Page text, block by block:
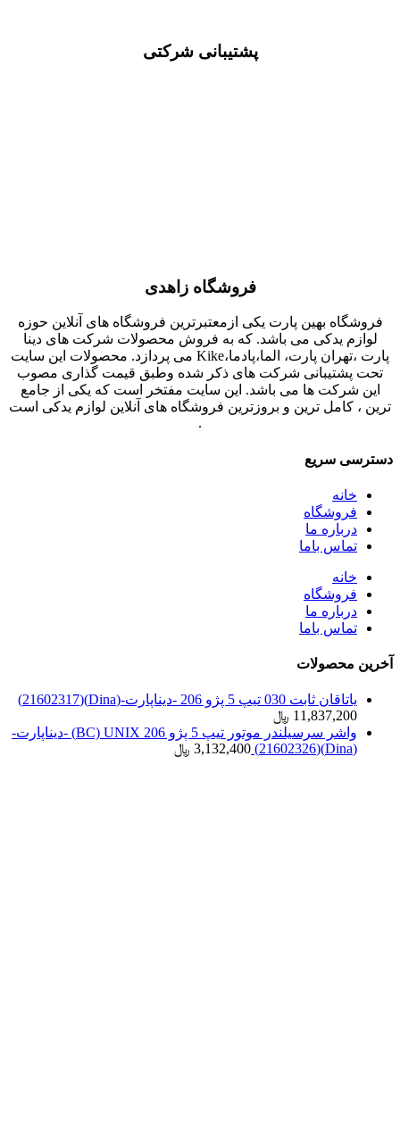
پشتیبانی شرکتی
فروشگاه زاهدی
فروشگاه بهین پارت یکی ازمعتبرترین فروشگاه های آنلاین حوزه
لوازم یدکی می باشد. که به فروش محصولات شرکت های دینا
پارت ،تهران پارت، الما،پادما،Kike می پردازد. محصولات این سایت
تحت پشتیبانی شرکت های ذکر شده وطبق قیمت گذاری مصوب
این شرکت ها می باشد. این سایت مفتخر است که یکی از جامع
ترین ، کامل ترین و بروزترین فروشگاه های آنلاین لوازم یدکی است
.
دسترسی سریع
خانه
فروشگاه
درباره ما
تماس باما
خانه
فروشگاه
درباره ما
تماس باما
آخرین محصولات
یاتاقان ثابت 030 تیپ 5 پژو 206 -دیناپارت-(Dina)(21602317)
11,837,200 ﷼
واشر سرسیلندر موتور تیپ 5 پژو 206 BC) UNIX) -دیناپارت-
(Dina)(21602326)
3,132,400 ﷼